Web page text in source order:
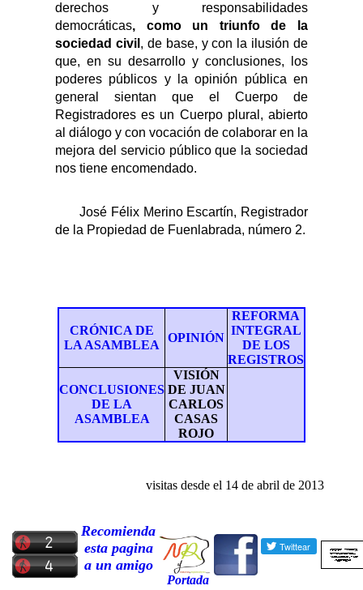
derechos y responsabilidades
democráticas, como un triunfo de la
sociedad civil , de base, y con la ilusión de
que, en su desarrollo y conclusiones, los
poderes públicos y la opinión pública en
general sientan que el Cuerpo de
Registradores es un Cuerpo plural, abierto
al diálogo y con vocación de colaborar en la
mejora del servicio público que la sociedad
nos tiene encomendado.
José Félix Merino Escartín, Registrador
de la Propiedad de Fuenlabrada, número 2.
CRÓNICA DE
LA ASAMBLEA
OPINIÓN
REFORMA
INTEGRAL
DE LOS
REGISTROS
CONCLUSIONES
DE LA
ASAMBLEA
VISIÓN
DE JUAN
CARLOS
CASAS
ROJO
visitas desde el 14 de abril de 2013
Recomienda
esta pagina
a un amigo
Portada